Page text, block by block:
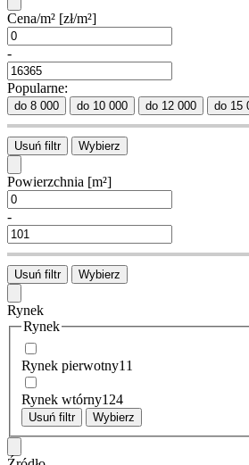
Cena/m² [zł/m²]
-
Popularne:
do 8 000 do 10 000 do 12 000 do 15
Usuń filtr Wybierz
Powierzchnia [m²]
-
Usuń filtr Wybierz
Rynek
Rynek
Rynek pierwotny11
Rynek wtórny124
Usuń filtr Wybierz